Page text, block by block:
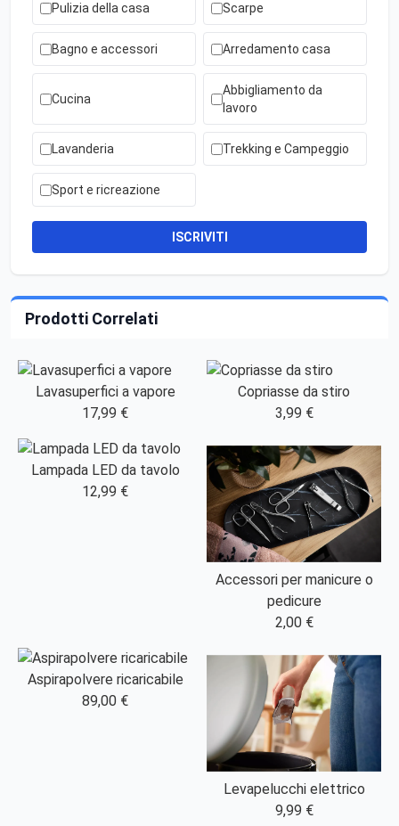
Pulizia della casa Scarpe
Bagno e accessori Arredamento casa
Cucina
Abbigliamento da
lavoro
Lavanderia Trekking e Campeggio
Sport e ricreazione
ISCRIVITI
Prodotti Correlati
Lavasuperfici a vapore
17,99 €
Copriasse da stiro
3,99 €
Lampada LED da tavolo
12,99 €
Accessori per manicure o
pedicure
2,00 €
Aspirapolvere ricaricabile
89,00 €
Levapelucchi elettrico
9,99 €